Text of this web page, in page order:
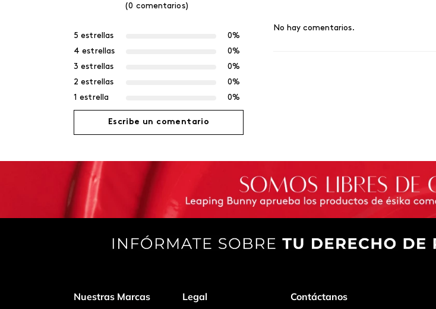
(0 comentarios)
5 estrellas
0%
4 estrellas
0%
3 estrellas
0%
2 estrellas
0%
1 estrella
0%
Escribe un comentario
Agregar comentario
Título
No hay comentarios.
Nuestras Marcas Legal Contáctanos